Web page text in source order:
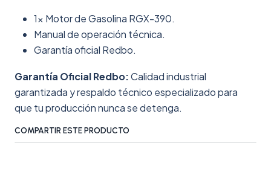
1x Motor de Gasolina RGX-390.
Manual de operación técnica.
Garantía oficial Redbo.
Garantía Oficial Redbo:Calidad industrial
garantizada y respaldo técnico especializado para
que tu producción nunca se detenga.
COMPARTIR ESTE PRODUCTO